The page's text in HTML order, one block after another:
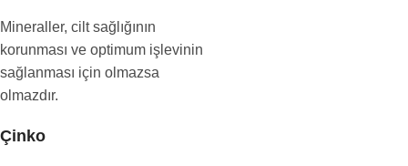
Mineraller, cilt sağlığının
korunması ve optimum işlevinin
sağlanması için olmazsa
olmazdır.
Çinko